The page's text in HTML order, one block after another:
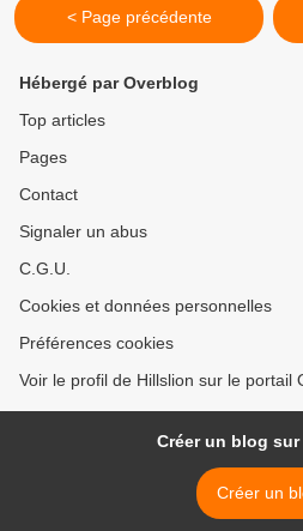
< Page précédente
Hébergé par Overblog
Top articles
Pages
Contact
Signaler un abus
C.G.U.
Cookies et données personnelles
Préférences cookies
Voir le profil de Hillslion sur le portail
Créer un blog
Créer un